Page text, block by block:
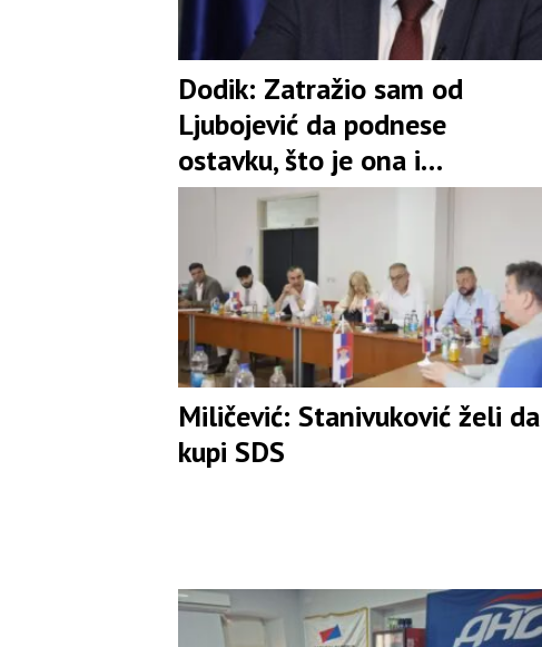
Dodik: Zatražio sam od
Ljubojević da podnese
ostavku, što je ona i
prihvatila
Miličević: Stanivuković želi da
kupi SDS